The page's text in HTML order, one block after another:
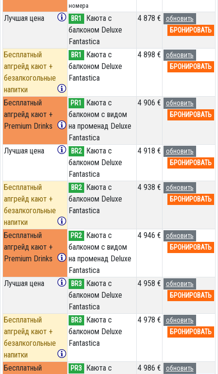
номера
Лучшая цена BR1
Каюта с
балконом Deluxe
Fantastica
4 878 €
обновить
БРОНИРОВАТЬ
Бесплатный
апгрейд кают +
безалкогольные
напитки
BR1
Каюта с
балконом Deluxe
Fantastica
4 898 €
обновить
БРОНИРОВАТЬ
Бесплатный
апгрейд кают +
Premium Drinks
PR1
Каюта с
балконом с видом
на променад Deluxe
Fantastica
4 906 €
обновить
БРОНИРОВАТЬ
Лучшая цена BR2
Каюта с
балконом Deluxe
Fantastica
4 918 €
обновить
БРОНИРОВАТЬ
Бесплатный
апгрейд кают +
безалкогольные
напитки
BR2
Каюта с
балконом Deluxe
Fantastica
4 938 €
обновить
БРОНИРОВАТЬ
Бесплатный
апгрейд кают +
Premium Drinks
PR2
Каюта с
балконом с видом
на променад Deluxe
Fantastica
4 946 €
обновить
БРОНИРОВАТЬ
Лучшая цена BR3
Каюта с
балконом Deluxe
Fantastica
4 958 €
обновить
БРОНИРОВАТЬ
Бесплатный
апгрейд кают +
безалкогольные
напитки
BR3
Каюта с
балконом Deluxe
Fantastica
4 978 €
обновить
БРОНИРОВАТЬ
Бесплатный
PR3
Каюта с
4 986 €
обновить